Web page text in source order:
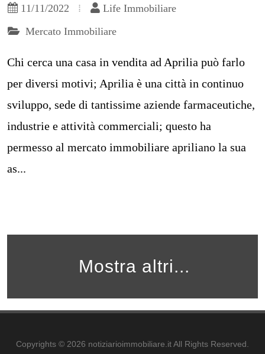
11/11/2022
Life Immobiliare
Mercato Immobiliare
Chi cerca una casa in vendita ad Aprilia può farlo
per diversi motivi; Aprilia è una città in continuo
sviluppo, sede di tantissime aziende farmaceutiche,
industrie e attività commerciali; questo ha
permesso al mercato immobiliare apriliano la sua
as...
Mostra altri...
Copyrights © 2026 notiziarioimmobiliare.it All Rights Reserved.